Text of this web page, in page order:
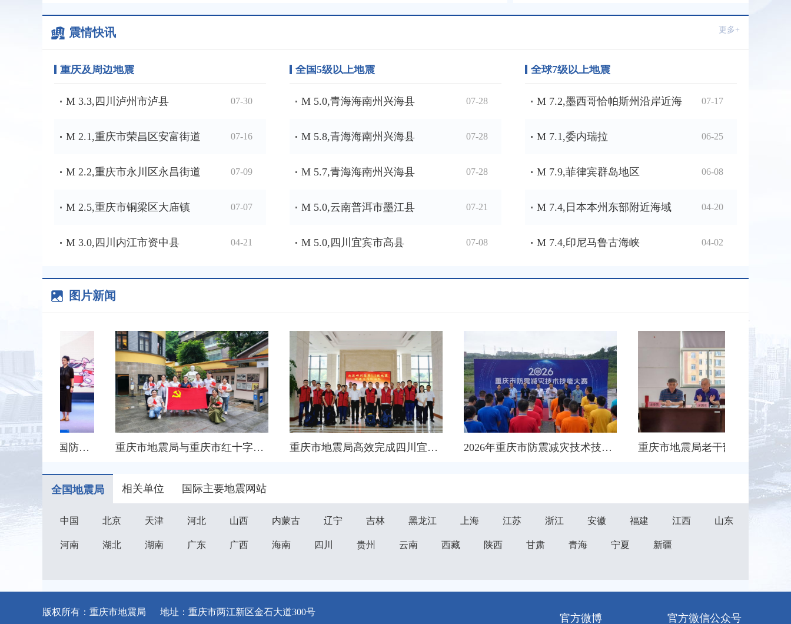
震情快讯 更多+
重庆及周边地震
M 3.3,四川泸州市泸县 07-30
M 2.1,重庆市荣昌区安富街道 07-16
M 2.2,重庆市永川区永昌街道 07-09
M 2.5,重庆市铜梁区大庙镇 07-07
M 3.0,四川内江市资中县 04-21
全国5级以上地震
M 5.0,青海海南州兴海县 07-28
M 5.8,青海海南州兴海县 07-28
M 5.7,青海海南州兴海县 07-28
M 5.0,云南普洱市墨江县 07-21
M 5.0,四川宜宾市高县 07-08
全球7级以上地震
M 7.2,墨西哥恰帕斯州沿岸近海 07-17
M 7.1,委内瑞拉 06-25
M 7.9,菲律宾群岛地区 06-08
M 7.4,日本本州东部附近海域 04-20
M 7.4,印尼马鲁古海峡 04-02
图片新闻
重庆代表队荣获第三届全国防震减灾科学实验展演汇演三等奖 重庆市地震局与重庆市红十字会联合开展支部主题党日活动 重庆市地震局高效完成四川宜宾高县5,5级地震应急处置工作 2026年重庆市防震减灾技术技能大赛成功举办 重庆市地震局老干部参加中国老科协地震分会年度理事会
全国地震局 相关单位 国际主要地震网站
中国 北京 天津 河北 山西 内蒙古 辽宁 吉林 黑龙江 上海 江苏 浙江 安徽 福建 江西 山东
河南 湖北 湖南 广东 广西 海南 四川 贵州 云南 西藏 陕西 甘肃 青海 宁夏 新疆
版权所有：重庆市地震局 地址：重庆市两江新区金石大道300号
官方微博 官方微信公众号